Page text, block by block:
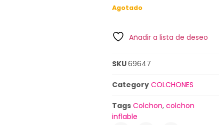
Agotado
Añadir a lista de deseo
SKU69647
Category COLCHONES
Tags Colchon, colchon
inflable